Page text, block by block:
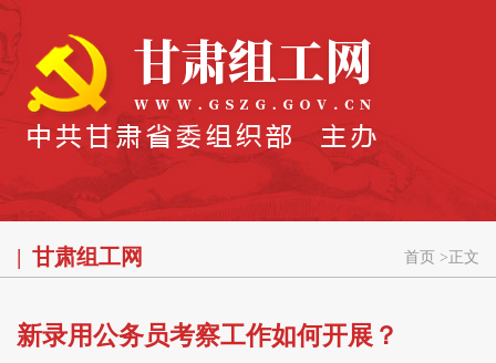
甘肃组工网 首页 > 正文
新录用公务员考察工作如何开展？